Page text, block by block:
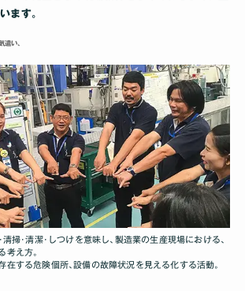
ます｡
遣い､
掃･清潔･しつけを意味し､製造業の生産現場における､
考え方｡
在する危険個所､設備の故障状況を見える化する活動｡